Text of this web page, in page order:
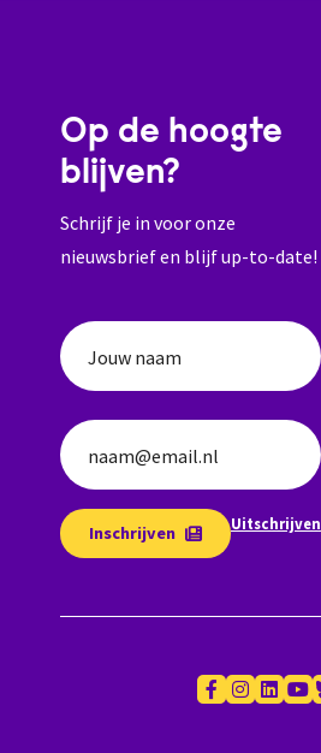
Op de hoogte
blijven?
Schrijf je in voor onze
nieuwsbrief en blijf up-to-date!
Jouw naam
naam@email.nl
Inschrijven Uitschrijven